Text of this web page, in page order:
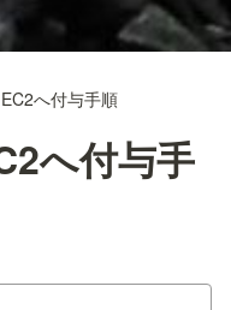
へ付与手順
へ付与手